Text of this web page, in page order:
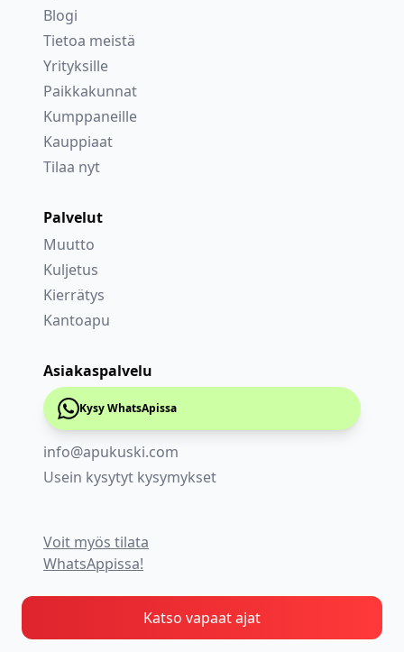
Blogi
Tietoa meistä
Yrityksille
Paikkakunnat
Kumppaneille
Kauppiaat
Tilaa nyt
Palvelut
Muutto
Kuljetus
Kierrätys
Kantoapu
Asiakaspalvelu
Kysy WhatsApissa
info@apukuski.com
Usein kysytyt kysymykset
Voit myös tilata
WhatsAppissa!
Katso vapaat ajat